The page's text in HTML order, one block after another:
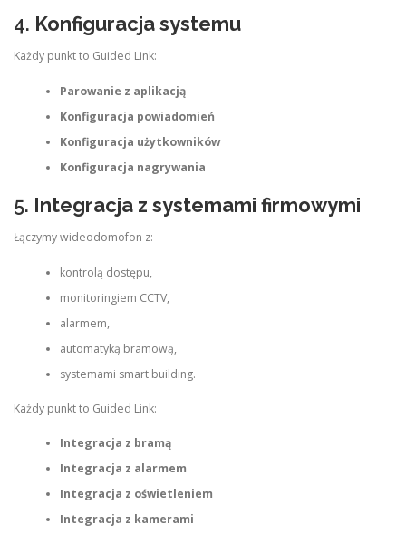
4. Konfiguracja systemu
Każdy punkt to Guided Link:
Parowanie z aplikacją
Konfiguracja powiadomień
Konfiguracja użytkowników
Konfiguracja nagrywania
5. Integracja z systemami firmowymi
Łączymy wideodomofon z:
kontrolą dostępu,
monitoringiem CCTV,
alarmem,
automatyką bramową,
systemami smart building.
Każdy punkt to Guided Link:
Integracja z bramą
Integracja z alarmem
Integracja z oświetleniem
Integracja z kamerami